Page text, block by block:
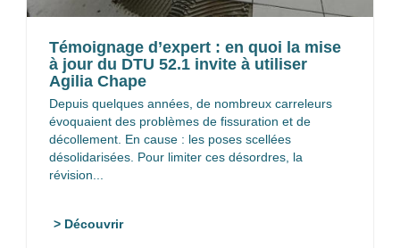
Témoignage d’expert : en quoi la mise
à jour du DTU 52.1 invite à utiliser
Agilia Chape
Depuis quelques années, de nombreux carreleurs
évoquaient des problèmes de fissuration et de
décollement. En cause : les poses scellées
désolidarisées. Pour limiter ces désordres, la
révision...
> Découvrir